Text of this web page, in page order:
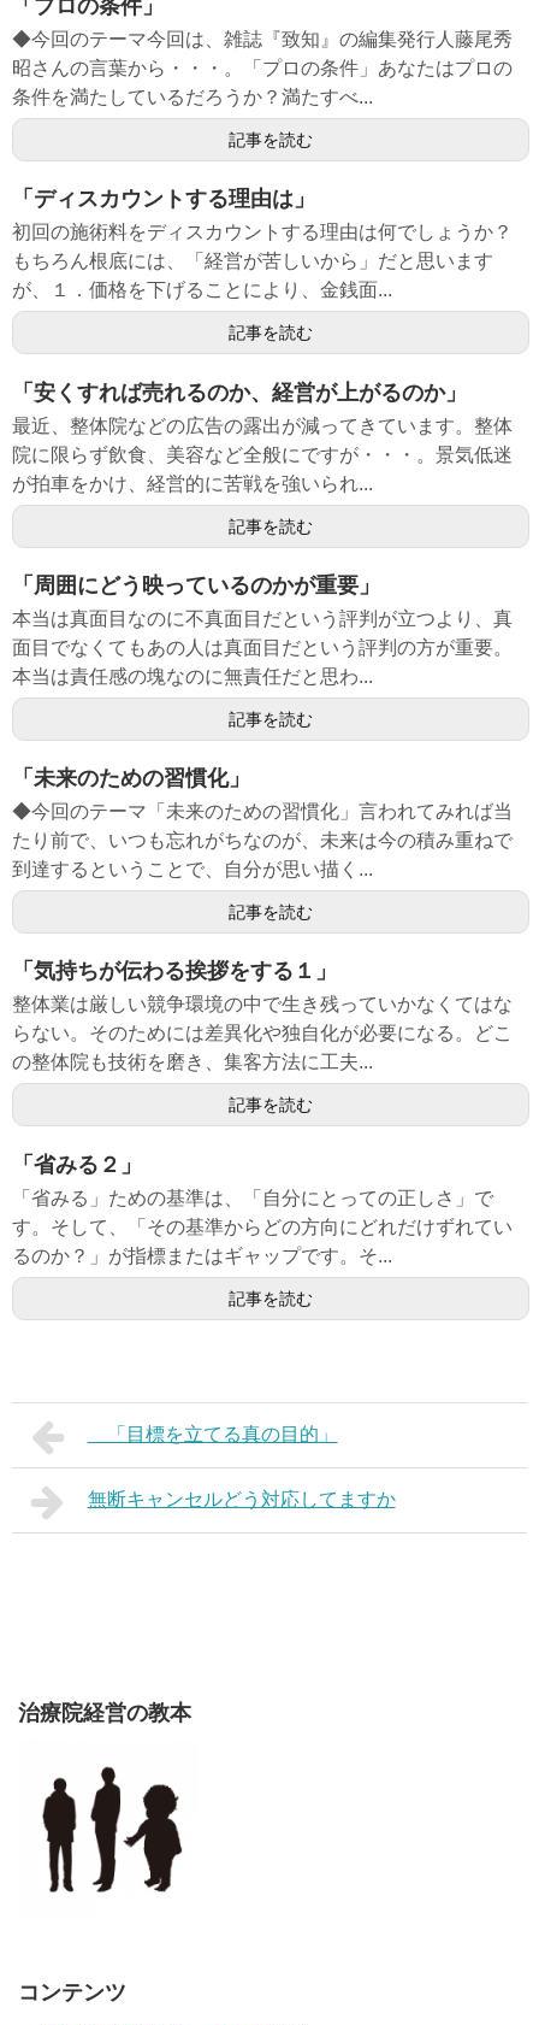
「プロの条件」
◆今回のテーマ今回は、雑誌『致知』の編集発行人藤尾秀
昭さんの言葉から・・・。「プロの条件」あなたはプロの
条件を満たしているだろうか？満たすべ...
記事を読む
「ディスカウントする理由は」
初回の施術料をディスカウントする理由は何でしょうか？
もちろん根底には、「経営が苦しいから」だと思います
が、１．価格を下げることにより、金銭面...
記事を読む
「安くすれば売れるのか、経営が上がるのか」
最近、整体院などの広告の露出が減ってきています。整体
院に限らず飲食、美容など全般にですが・・・。景気低迷
が拍車をかけ、経営的に苦戦を強いられ...
記事を読む
「周囲にどう映っているのかが重要」
本当は真面目なのに不真面目だという評判が立つより、真
面目でなくてもあの人は真面目だという評判の方が重要。
本当は責任感の塊なのに無責任だと思わ...
記事を読む
「未来のための習慣化」
◆今回のテーマ「未来のための習慣化」言われてみれば当
たり前で、いつも忘れがちなのが、未来は今の積み重ねで
到達するということで、自分が思い描く...
記事を読む
「気持ちが伝わる挨拶をする１」
整体業は厳しい競争環境の中で生き残っていかなくてはな
らない。そのためには差異化や独自化が必要になる。どこ
の整体院も技術を磨き、集客方法に工夫...
記事を読む
「省みる２」
「省みる」ための基準は、「自分にとっての正しさ」で
す。そして、「その基準からどの方向にどれだけずれてい
るのか？」が指標またはギャップです。そ...
記事を読む
「目標を立てる真の目的」
無断キャンセルどう対応してますか
治療院経営の教本
コンテンツ